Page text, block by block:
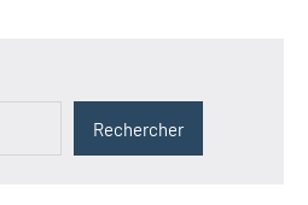
Rechercher